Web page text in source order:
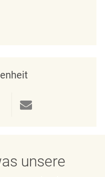
teilen
Twitter teilen
unsere